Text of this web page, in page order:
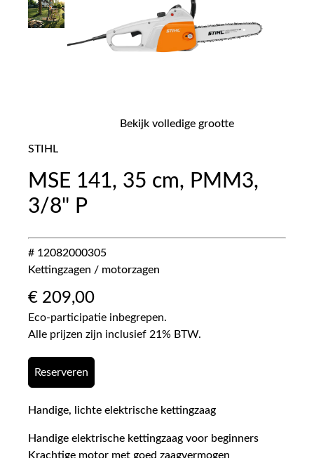
Bekijk volledige grootte
STIHL
MSE 141, 35 cm, PMM3,
3/8" P
# 12082000305
Kettingzagen / motorzagen
€ 209,00
Eco-participatie inbegrepen.
Alle prijzen zijn inclusief 21% BTW.
Reserveren
Handige, lichte elektrische kettingzaag
Handige elektrische kettingzaag voor beginners
Krachtige motor met goed zaagvermogen